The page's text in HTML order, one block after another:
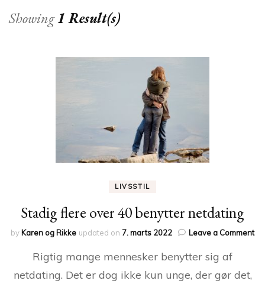
Showing1 Result(s)
LIVSSTIL
Stadig flere over 40 benytter netdating
byKaren og Rikke updated on 7. marts 2022 Leave a Commenton
Rigtig mange mennesker benytter sig af
netdating. Det er dog ikke kun unge, der gør det,